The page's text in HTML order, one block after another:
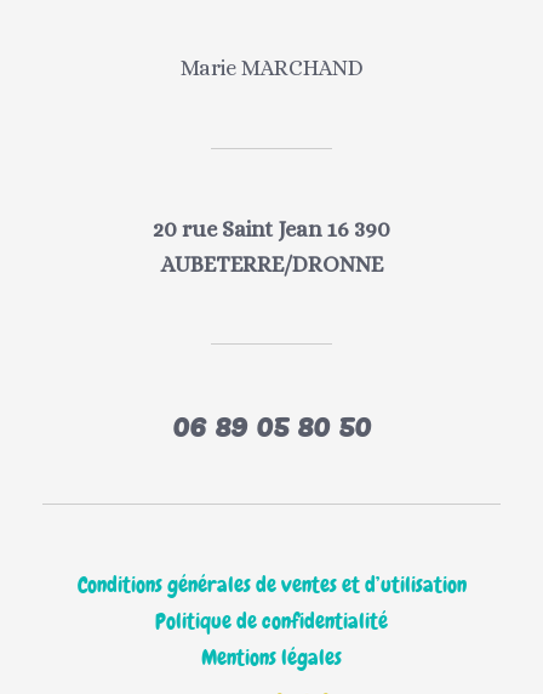
Marie MARCHAND
20 rue Saint Jean 16 390
AUBETERRE/DRONNE
06 89 05 80 50
Conditions générales de ventes et d’utilisation
Politique de confidentialité
Mentions légales